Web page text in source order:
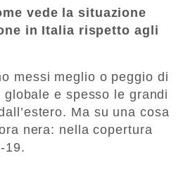
vede la situazione
in Italia rispetto agli
messi meglio o peggio di
e spesso le grandi
Ma su una cosa
nera: nella copertura
19.